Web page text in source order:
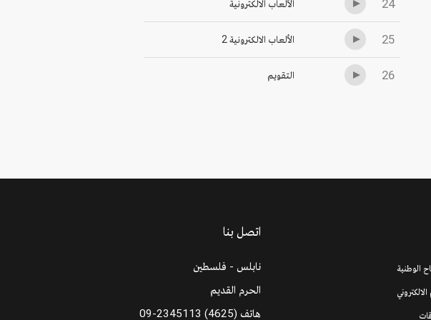
24 الألعاب الالكترونية
25 الألعاب الالكترونية 2
26 التقويم
الوطنية
اتصل بنا
نابلس - فلسطين
الحرم القديم
هاتف 09-2345113 (4625)